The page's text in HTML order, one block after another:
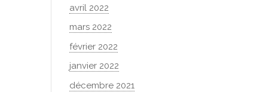
avril 2022
mars 2022
février 2022
janvier 2022
décembre 2021